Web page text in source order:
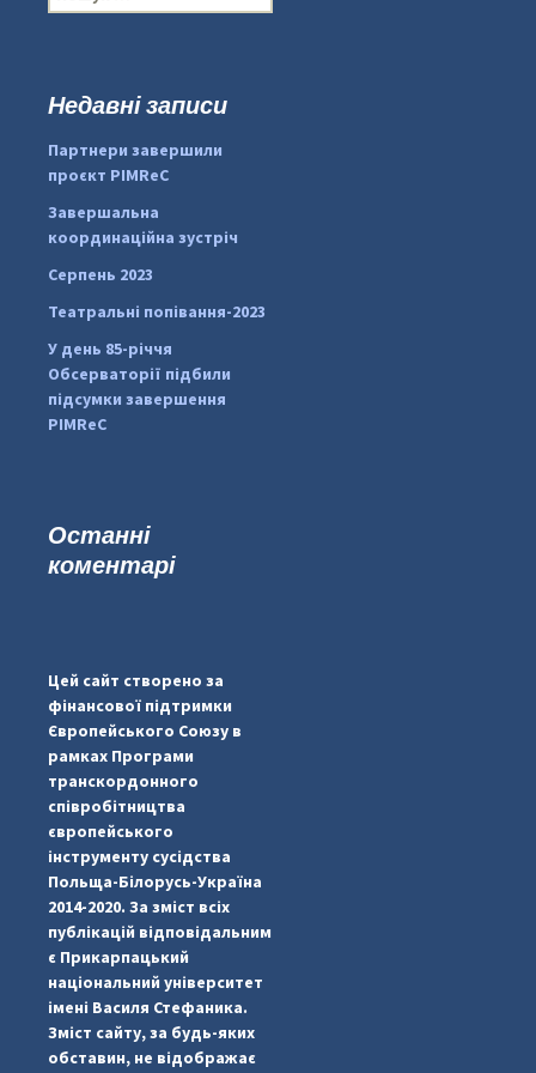
#PipIvanToday
pimrec_project
о
:Недавні записи
Партнери завершили
проєкт PIMReC
Завершальна
координаційна зустріч
Серпень 2023
Театральні попівання-2023
У день 85-річчя
Обсерваторії підбили
підсумки завершення
PIMReC
Останні
коментарі
Цей сайт створено за
фінансової підтримки
Європейського Союзу в
рамках Програми
транскордонного
співробітництва
європейського
інструменту сусідства
Польща-Білорусь-Україна
2014-2020. За зміст всіх
публікацій відповідальним
є Прикарпацький
національний університет
імені Василя Стефаника.
Зміст сайту, за будь-яких
обставин, не відображає